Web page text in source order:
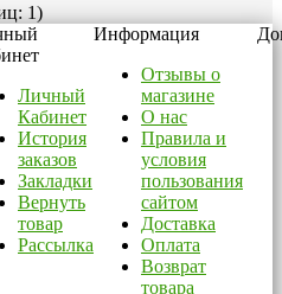
1)
Личный
Кабинет
История
заказов
Закладки
Вернуть
товар
Рассылка
Информация
Отзывы о
магазине
О нас
Правила и
условия
пользования
сайтом
Доставка
Оплата
Возврат
товара